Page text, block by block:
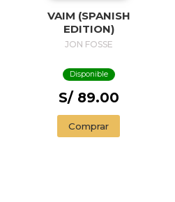
VAIM (SPANISH
EDITION)
JON FOSSE
Disponible
S/ 89.00
Comprar